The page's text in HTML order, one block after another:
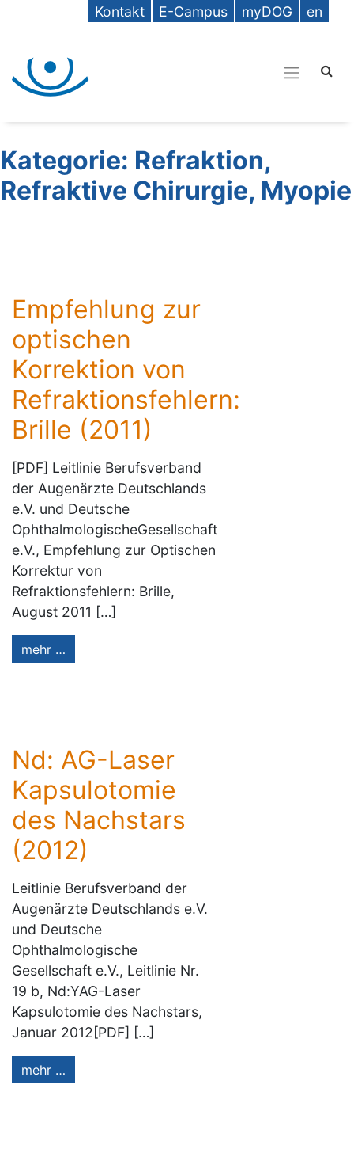
Kontakt E-Campus myDOG en
Kategorie: Refraktion,
Refraktive Chirurgie, Myopie
Empfehlung zur
optischen
Korrektion von
Refraktionsfehlern:
Brille (2011)
[PDF] Leitlinie Berufsverband
der Augenärzte Deutschlands
e.V. und Deutsche
OphthalmologischeGesellschaft
e.V., Empfehlung zur Optischen
Korrektur von
Refraktionsfehlern: Brille,
August 2011 […]
mehr …
Nd: AG-Laser
Kapsulotomie
des Nachstars
(2012)
Leitlinie Berufsverband der
Augenärzte Deutschlands e.V.
und Deutsche
Ophthalmologische
Gesellschaft e.V., Leitlinie Nr.
19 b, Nd:YAG-Laser
Kapsulotomie des Nachstars,
Januar 2012[PDF] […]
mehr …